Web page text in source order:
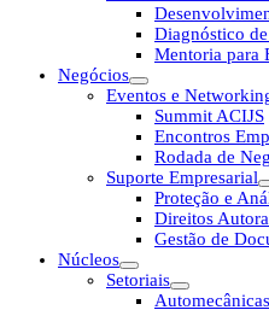
Diagnóstico
Mentoria para
Negócios
Eventos e
Summit ACIJS
Encontros
Rodada de
Suporte Empresarial
Proteção e
Direitos
Gestão de
Núcleos
Setoriais
Automecânicas